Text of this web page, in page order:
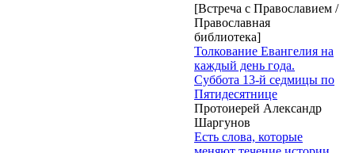
[Встреча с Православием /
Православная
библиотека]
Толкование Евангелия на
каждый день года.
Суббота 13-й седмицы по
Пятидесятнице
Протоиерей Александр
Шаргунов
Есть слова, которые